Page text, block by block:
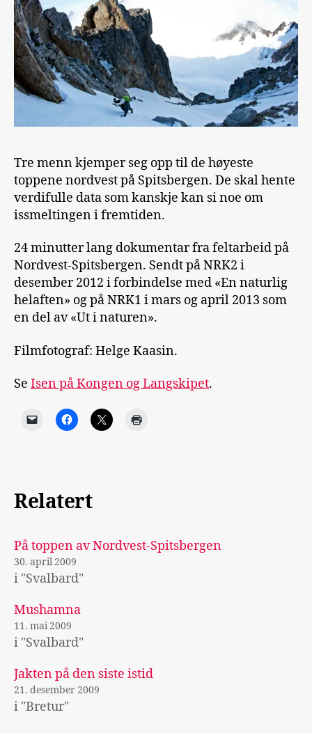
Tre menn kjemper seg opp til de høyeste
toppene nordvest på Spitsbergen. De skal hente
verdifulle data som kanskje kan si noe om
issmeltingen i fremtiden.
24 minutter lang dokumentar fra feltarbeid på
Nordvest-Spitsbergen. Sendt på NRK2 i
desember 2012 i forbindelse med «En naturlig
helaften» og på NRK1 i mars og april 2013 som
en del av «Ut i naturen».
Filmfotograf: Helge Kaasin.
Se Isen på Kongen og Langskipet.
Relatert
På toppen av Nordvest-Spitsbergen
30. april 2009
i "Svalbard"
Mushamna
11. mai 2009
i "Svalbard"
Jakten på den siste istid
21. desember 2009
i "Bretur"